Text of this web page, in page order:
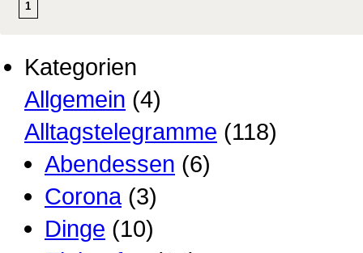
1
Kategorien
Allgemein (4)
Alltagstelegramme (118)
Abendessen (6)
Corona(3)
Dinge (10)